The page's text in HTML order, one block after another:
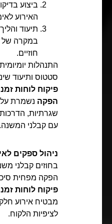
ביצוע
האירוע
תיעוד
במקרה של
חוזיים.
התנהלות
סטטוס ותיעוד
פיקוח לוחות
הפקה נשמרת על
שגרתיות,
עם קבלני המשנה.
ניהול ספקים
בחוזים קבלני
הפקה מפחית
פיקוח לוחות
מבטיח אירוע
לציפיות הלקוח.